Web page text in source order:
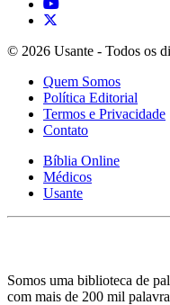
© 2026 Usante - Todos os
Quem Somos
Política Editorial
Termos e Privacidade
Contato
Bíblia Online
Médicos
Usante
Somos uma biblioteca de
com mais de 200 mil